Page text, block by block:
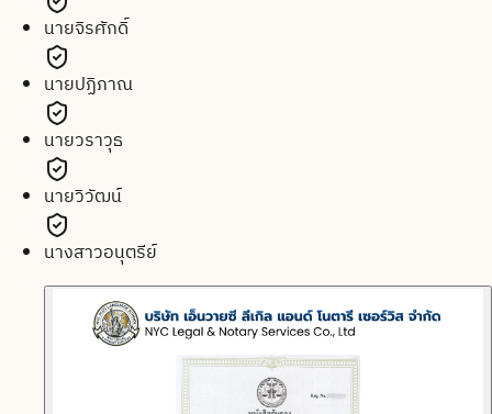
นายจิรศักดิ์
นายปฏิภาณ
นายวราวุธ
นายวิวัฒน์
นางสาวอนุตรีย์